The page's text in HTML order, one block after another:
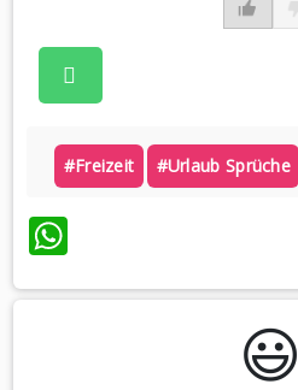
#freizeit #urlaub Sprüche
WhatsApp
😃️